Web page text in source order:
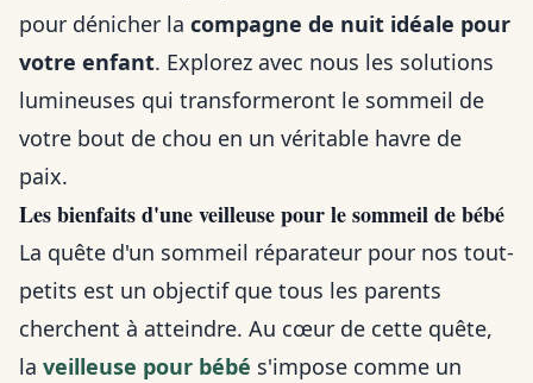
pour dénicher la compagne de nuit idéale pour
votre enfant. Explorez avec nous les solutions
lumineuses qui transformeront le sommeil de
votre bout de chou en un véritable havre de
paix.
Les bienfaits d'une veilleuse pour le sommeil de bébé
La quête d'un sommeil réparateur pour nos tout-
petits est un objectif que tous les parents
cherchent à atteindre. Au cœur de cette quête,
la veilleuse pour bébé s'impose comme un